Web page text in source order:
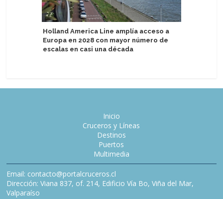
Holland America Line amplía acceso a
Europa en 2028 con mayor número de
escalas en casi una década
Inicio
Cruceros y Líneas
Destinos
Puertos
Multimedia
Email: contacto@portalcruceros.cl
Dirección: Viana 837, of. 214, Edificio Vía Bo, Viña del Mar,
Valparaíso